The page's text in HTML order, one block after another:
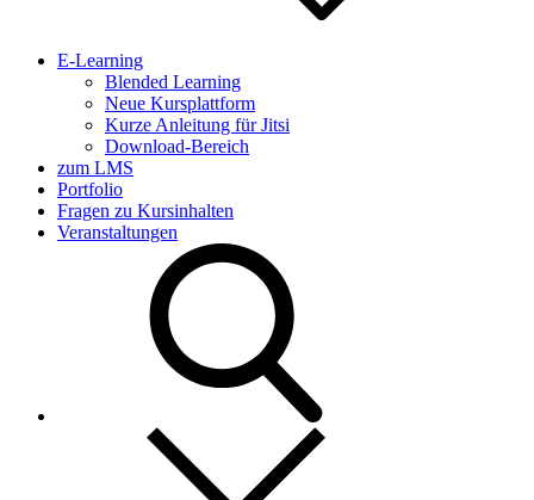
E-Learning
Blended Learning
Neue Kursplattform
Kurze Anleitung für Jitsi
Download-Bereich
zum LMS
Portfolio
Fragen zu Kursinhalten
Veranstaltungen